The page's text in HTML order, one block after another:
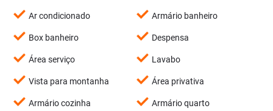
Ar condicionado Armário banheiro
Box banheiro Despensa
Área serviço Lavabo
Vista para montanha Área privativa
Armário cozinha Armário quarto